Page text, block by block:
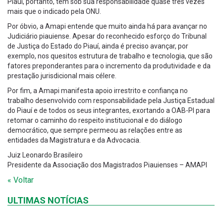
mais que o indicado pela ONU.
Por óbvio, a Amapi entende que muito ainda há para avançar no
Judiciário piauiense. Apesar do reconhecido esforço do Tribunal
de Justiça do Estado do Piauí, ainda é preciso avançar, por
exemplo, nos quesitos estrutura de trabalho e tecnologia, que são
fatores preponderantes para o incremento da produtividade e da
prestação jurisdicional mais célere.
Por fim, a Amapi manifesta apoio irrestrito e confiança no
trabalho desenvolvido com responsabilidade pela Justiça Estadual
do Piauí e de todos os seus integrantes, exortando a OAB-PI para
retomar o caminho do respeito institucional e do diálogo
democrático, que sempre permeou as relações entre as
entidades da Magistratura e da Advocacia.
Juiz Leonardo Brasileiro
Presidente da Associação dos Magistrados Piauienses – AMAPI
« Voltar
ULTIMAS NOTÍCIAS